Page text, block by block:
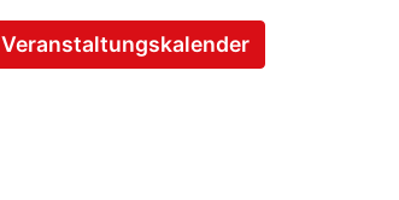
Veranstaltungskalender